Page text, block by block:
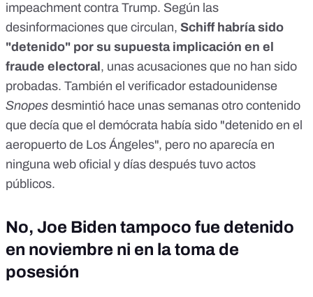
impeachment contra Trump. Según las
desinformaciones que circulan, Schiff habría sido
"detenido" por su supuesta implicación en el
fraude electoral , unas acusaciones que no han sido
probadas. También el verificador estadounidense
Snopes desmintió hace unas semanas otro contenido
que decía que el demócrata había sido "detenido en el
aeropuerto de Los Ángeles", pero no aparecía en
ninguna web oficial y días después tuvo actos
públicos.
No, Joe Biden tampoco fue detenido
en noviembre ni en la toma de
posesión